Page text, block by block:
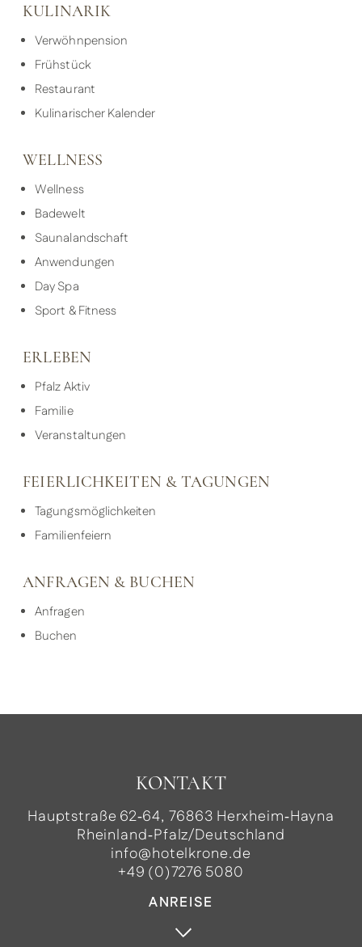
KULINARIK
Verwöhnpension
Frühstück
Restaurant
Kulinarischer Kalender
WELLNESS
Wellness
Badewelt
Saunalandschaft
Anwendungen
Day Spa
Sport & Fitness
ERLEBEN
Pfalz Aktiv
Familie
Veranstaltungen
FEIERLICHKEITEN & TAGUNGEN
Tagungsmöglichkeiten
Familienfeiern
ANFRAGEN & BUCHEN
Anfragen
Buchen
KONTAKT
Hauptstraße 62‑64, 76863 Herxheim‑Hayna
Rheinland‑Pfalz/Deutschland
info@hotelkrone.de
+49 (0)7276 5080
ANREISE